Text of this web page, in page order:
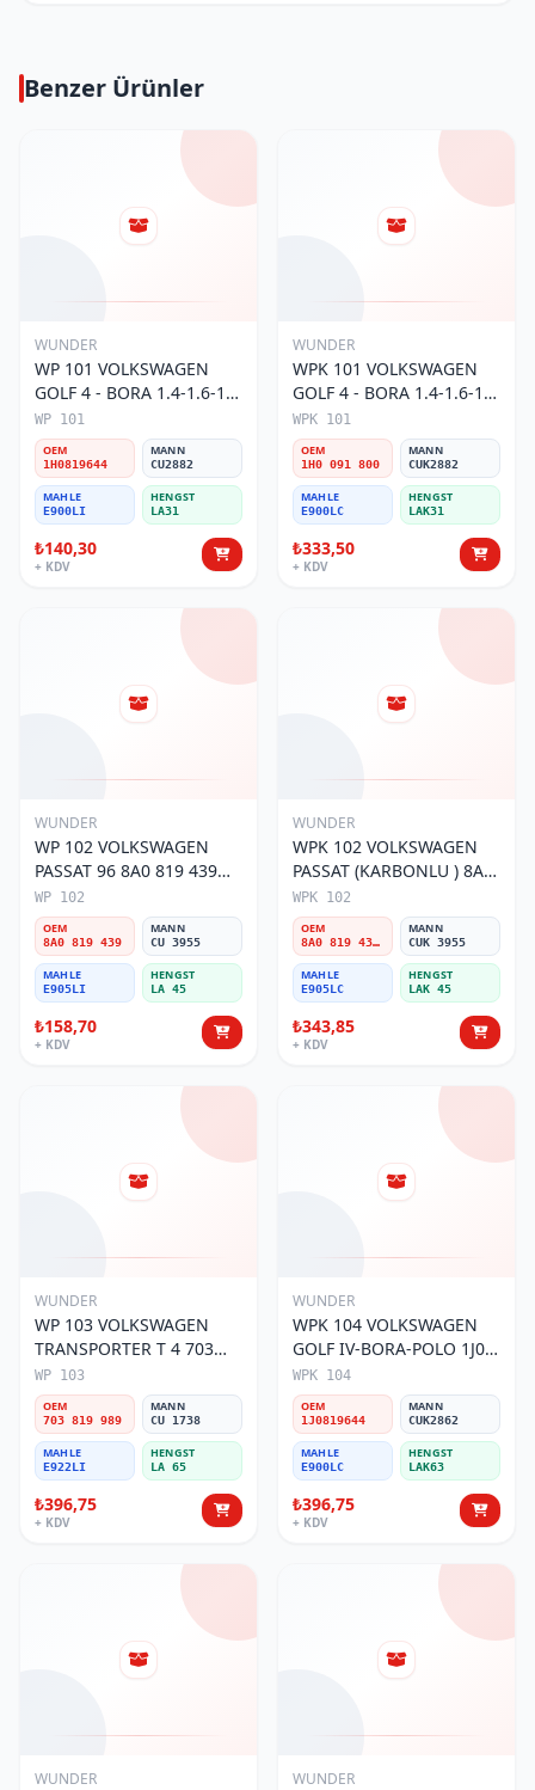
Benzer Ürünler
WUNDER
WP 101 VOLKSWAGEN
GOLF 4 - BORA 1.4-1.6-1.8
POLO III 1H0 819 644
Polen Filtresi
WP 101
OEM
1H0819644
MANN
CU2882
MAHLE
E900LI
HENGST
LA31
₺140,30
+ KDV
WUNDER
WPK 101 VOLKSWAGEN
GOLF 4 - BORA 1.4-1.6-1.8
POLO III KARBONLU 1H0
091 800 Polen Filtresi
WPK 101
OEM
1H0 091 800
MANN
CUK2882
MAHLE
E900LC
HENGST
LAK31
₺333,50
+ KDV
WUNDER
WP 102 VOLKSWAGEN
PASSAT 96 8A0 819 439
Polen Filtresi
WP 102
OEM
8A0 819 439
MANN
CU 3955
MAHLE
E905LI
HENGST
LA 45
₺158,70
+ KDV
WUNDER
WPK 102 VOLKSWAGEN
PASSAT (KARBONLU ) 8A0
819 439B Polen Filtresi
WPK 102
OEM
8A0 819 439B
MANN
CUK 3955
MAHLE
E905LC
HENGST
LAK 45
₺343,85
+ KDV
WUNDER
WP 103 VOLKSWAGEN
TRANSPORTER T 4 703
819 989 Polen Filtresi
WP 103
OEM
703 819 989
MANN
CU 1738
MAHLE
E922LI
HENGST
LA 65
₺396,75
+ KDV
WUNDER
WPK 104 VOLKSWAGEN
GOLF IV-BORA-POLO 1J0
819 644 Polen Filtresi
WPK 104
OEM
1J0819644
MANN
CUK2862
MAHLE
E900LC
HENGST
LAK63
₺396,75
+ KDV
WUNDER WUNDER